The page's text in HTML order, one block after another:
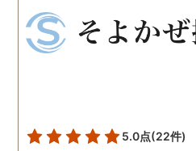
5.0点(22件)